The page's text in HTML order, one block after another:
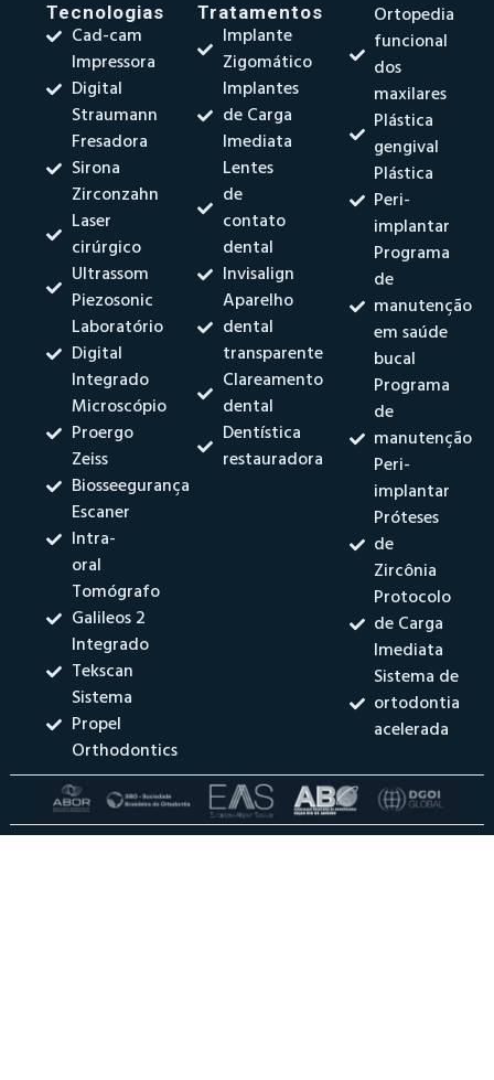
Tecnologias
Cad-cam
Impressora
Digital
Straumann
Fresadora
Sirona
Zirconzahn
Laser
cirúrgico
Ultrassom
Piezosonic
Laboratório
Digital
Integrado
Microscópio
Proergo
Zeiss
Biosseegurança
Escaner
Intra-
oral
Tomógrafo
Galileos 2
Integrado
Tekscan
Sistema
Propel
Orthodontics
Tratamentos
Implante
Zigomático
Implantes
de Carga
Imediata
Lentes
de
contato
dental
Invisalign
Aparelho
dental
transparente
Clareamento
dental
Dentística
restauradora
Ortopedia
funcional
dos
maxilares
Plástica
gengival
Plástica
Peri-
implantar
Programa
de
manutenção
em saúde
bucal
Programa
de
manutenção
Peri-
implantar
Próteses
de
Zircônia
Protocolo
de Carga
Imediata
Sistema de
ortodontia
acelerada